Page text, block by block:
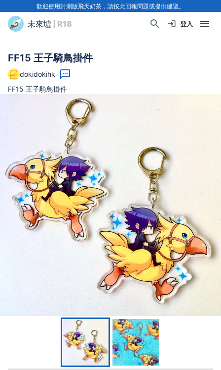
歡迎使用封測版飛天奶茶，請按此回報問題或提供建議。
未來墟 | R18 登入
FF15 王子騎鳥掛件
dokidokihk
FF15 王子騎鳥掛件